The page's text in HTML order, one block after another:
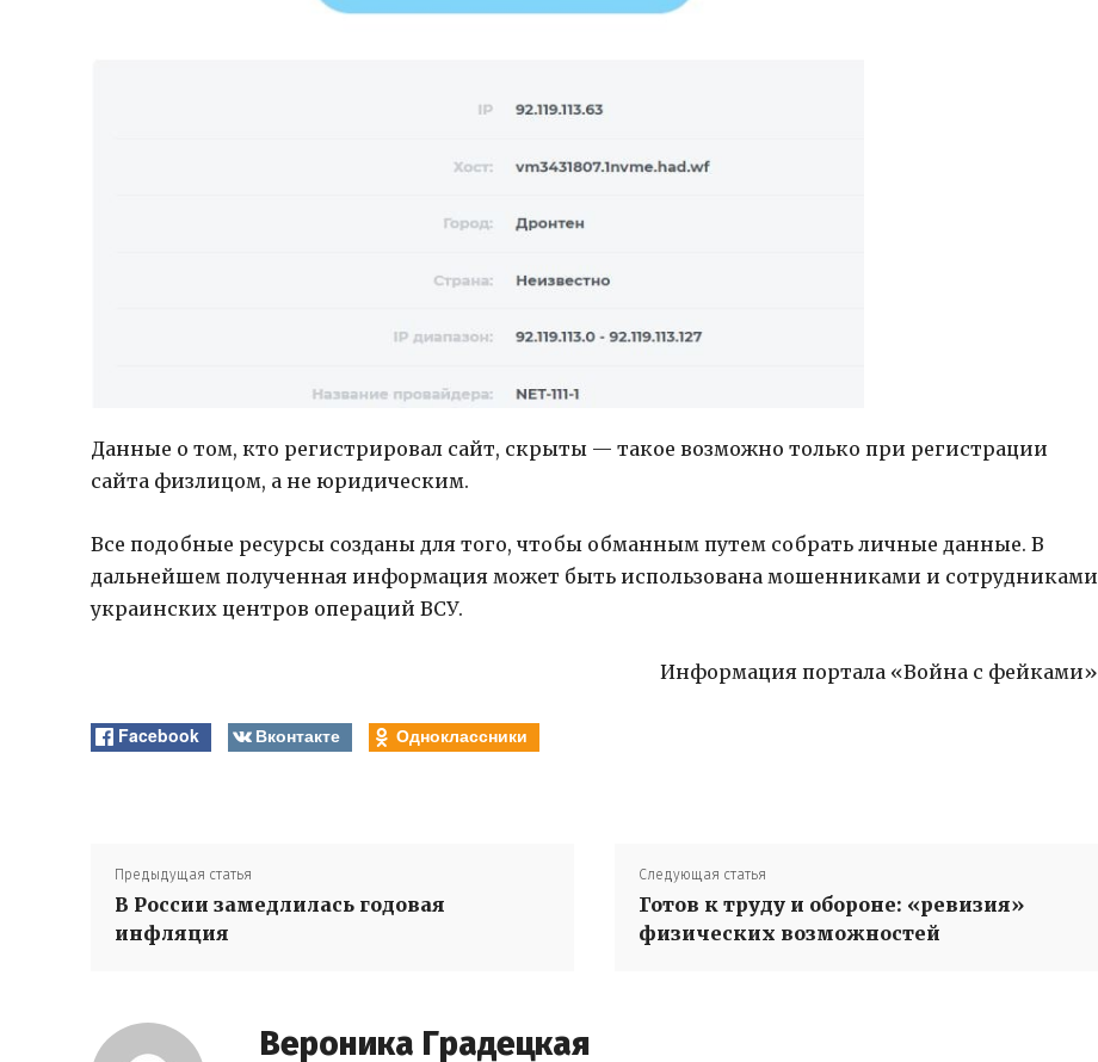
Данные о том, кто регистрировал сайт, скрыты — такое возможно только при регистрации
сайта физлицом, а не юридическим.
Все подобные ресурсы созданы для того, чтобы обманным путем собрать личные данные. В
дальнейшем полученная информация может быть использована мошенниками и сотрудниками
украинских центров операций ВСУ.
Информация портала «Война с фейками»
Facebook Вконтакте Одноклассники
Предыдущая статья
В России замедлилась годовая
инфляция
Следующая статья
Готов к труду и обороне: «ревизия»
физических возможностей
Вероника Градецкая